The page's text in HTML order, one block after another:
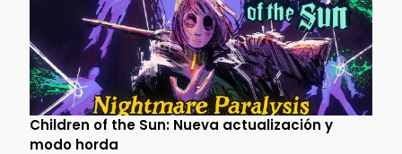
Children of the Sun: Nueva actualización y
modo horda